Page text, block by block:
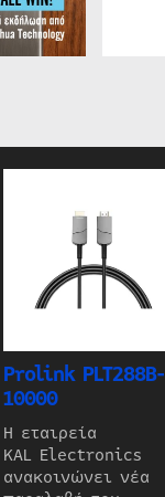
Prolink PLT288B-
10000
Η εταιρεία
KAL Electronics
ανακοινώνει νέα